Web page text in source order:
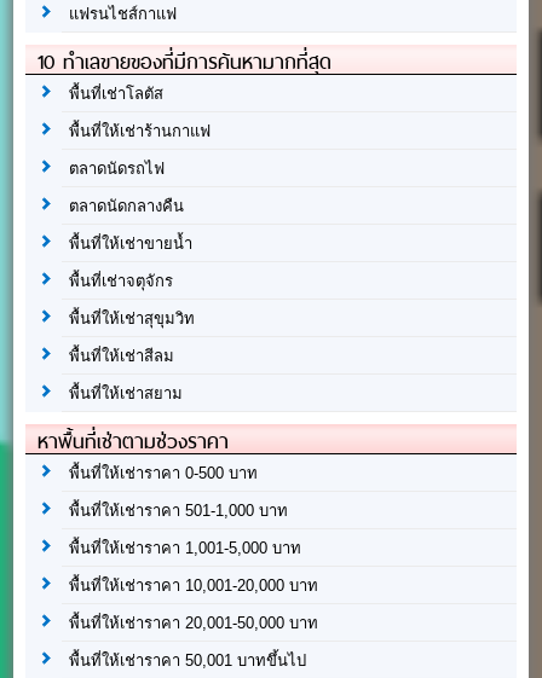
แฟรนไชส์กาแฟ
10 ทำเลขายของที่มีการค้นหามากที่สุด
พื้นที่เช่าโลตัส
พื้นที่ให้เช่าร้านกาแฟ
ตลาดนัดรถไฟ
ตลาดนัดกลางคืน
พื้นที่ให้เช่าขายน้ำ
พื้นที่เช่าจตุจักร
พื้นที่ให้เช่าสุขุมวิท
พื้นที่ให้เช่าสีลม
พื้นที่ให้เช่าสยาม
หาพื้นที่เช่าตามช่วงราคา
พื้นที่ให้เช่าราคา 0-500 บาท
พื้นที่ให้เช่าราคา 501-1,000 บาท
พื้นที่ให้เช่าราคา 1,001-5,000 บาท
พื้นที่ให้เช่าราคา 10,001-20,000 บาท
พื้นที่ให้เช่าราคา 20,001-50,000 บาท
พื้นที่ให้เช่าราคา 50,001 บาทขึ้นไป